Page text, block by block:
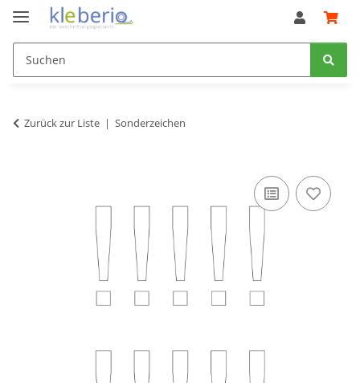
Zurück zur Liste Sonderzeichen